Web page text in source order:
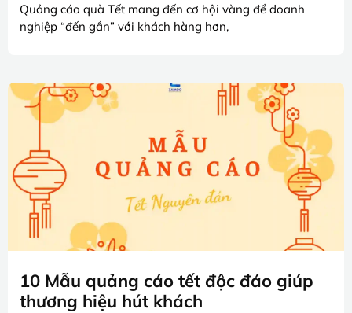
Quảng cáo quà Tết mang đến cơ hội vàng để doanh
nghiệp “đến gần” với khách hàng hơn,
10 Mẫu quảng cáo tết độc đáo giúp
thương hiệu hút khách